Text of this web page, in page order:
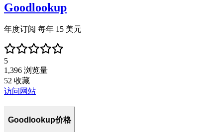
Goodlookup
年度订阅 每年 15 美元
5
1,396 浏览量
52 收藏
访问网站
Goodlookup价格